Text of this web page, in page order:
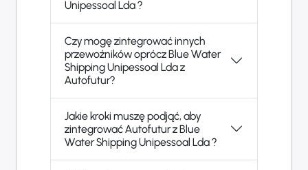
Unipessoal Lda ?
Czy mogę zintegrować innych
przewoźników oprócz Blue Water
Shipping Unipessoal Lda z
Autofutur?
Jakie kroki muszę podjąć, aby
zintegrować Autofutur z Blue
Water Shipping Unipessoal Lda ?